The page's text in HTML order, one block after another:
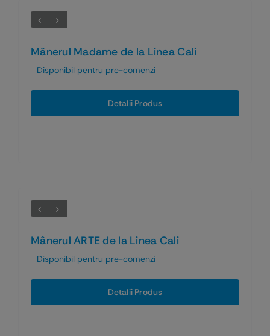
Mânerul Madame de la Linea Cali
Disponibil pentru pre-comenzi
Detalii Produs
Mânerul ARTE de la Linea Cali
Disponibil pentru pre-comenzi
Detalii Produs